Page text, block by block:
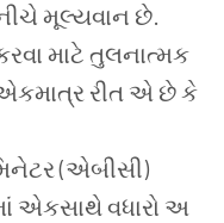
મૂલ્યવાન છે.
માટે તુલનાત્મક
રીત એ છે કે
(એબીસી)
એકસાથે વધારો અ